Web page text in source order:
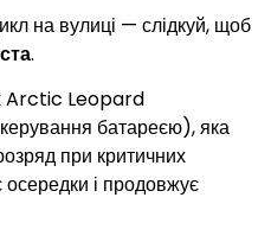
на вулиці — слідкуй, щоб
.
Arctic Leopard
батареєю), яка
при критичних
і продовжує